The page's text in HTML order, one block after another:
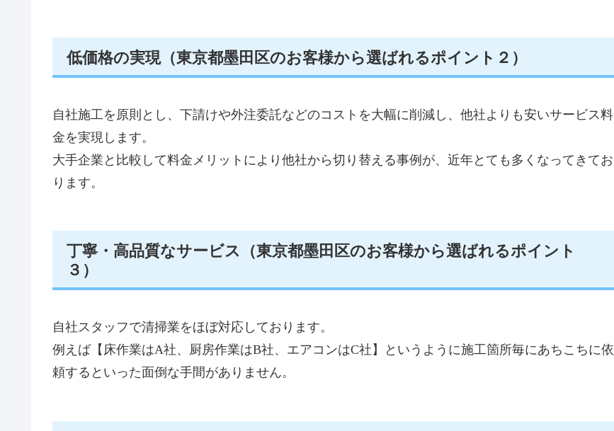
低価格の実現（東京都墨田区のお客様から選ばれるポイント２）
自社施工を原則とし、下請けや外注委託などのコストを大幅に削減し、他社よりも安いサービス料
金を実現します。
大手企業と比較して料金メリットにより他社から切り替える事例が、近年とても多くなってきてお
ります。
丁寧・高品質なサービス（東京都墨田区のお客様から選ばれるポイント
３）
自社スタッフで清掃業をほぼ対応しております。
例えば【床作業はA社、厨房作業はB社、エアコンはC社】というように施工箇所毎にあちこちに依
頼するといった面倒な手間がありません。